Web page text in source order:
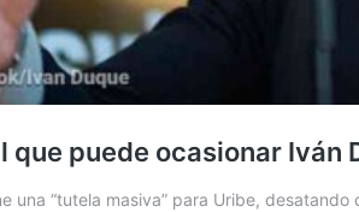
que puede ocasionar
una “tutela masiva” para Uribe,